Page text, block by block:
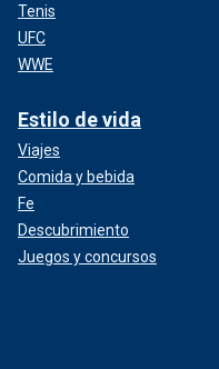
Tenis
UFC
WWE
Estilo de vida
Viajes
Comida y bebida
Fe
Descubrimiento
Juegos y concursos